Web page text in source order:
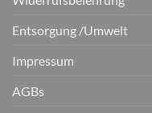
Entsorgung /Umwelt
Impressum
AGBs